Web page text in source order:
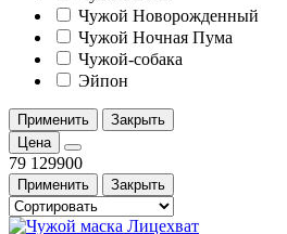
Чужой Новорожденный
Чужой Ночная Пума
Чужой-собака
Эйпон
Применить
Закрыть
Цена
79 129900
Применить Закрыть